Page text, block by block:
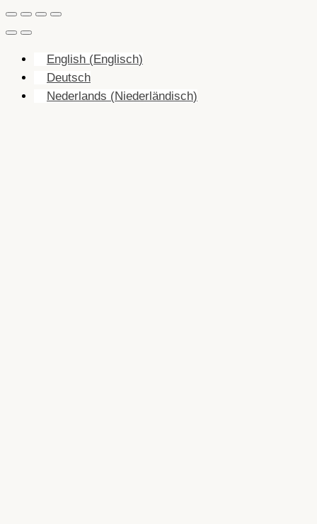
English (Englisch)
Deutsch
Nederlands (Niederländisch)